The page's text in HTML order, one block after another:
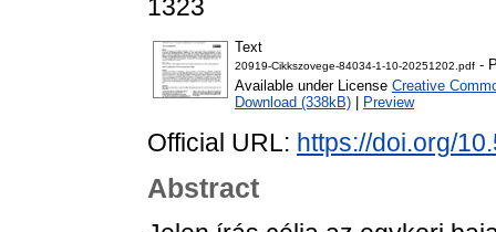
1323
Text
20919-Cikkszovege-84034-1-10-20251202.pdf -
Available under License Creative
Download (338kB)
Preview
Official URL: https://doi.org/
Abstract